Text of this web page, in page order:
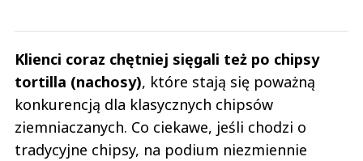
Klienci coraz chętniej sięgali też po chipsy
tortilla (nachosy), które stają się poważną
konkurencją dla klasycznych chipsów
ziemniaczanych. Co ciekawe, jeśli chodzi o
tradycyjne chipsy, na podium niezmiennie